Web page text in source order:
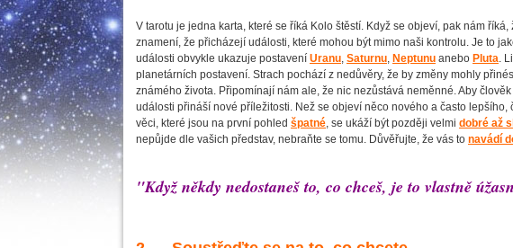
V tarotu je jedna karta, které se říká Kolo štěstí. Když se objeví, pak nám
znamení, že přicházejí události, které mohou být mimo naši kontrolu. Je to
události obvykle ukazuje postavení Uranu, Saturnu, Neptunu anebo Pluta.
planetárních postavení. Strach pochází z nedůvěry, že by změny mohly
známého života. Připomínají nám ale, že nic nezůstává neměnné. Aby
události přináší nové příležitosti. Než se objeví něco nového a často lepšího,
věci, které jsou na první pohled špatné, se ukáží být později velmi dobré až
nepůjde dle vašich představ, nebraňte se tomu. Důvěřujte, že vás to navádí
"Když někdy nedostaneš to, co chceš, je to vlastně